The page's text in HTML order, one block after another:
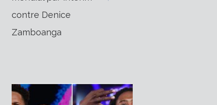
contre Denice
Zamboanga